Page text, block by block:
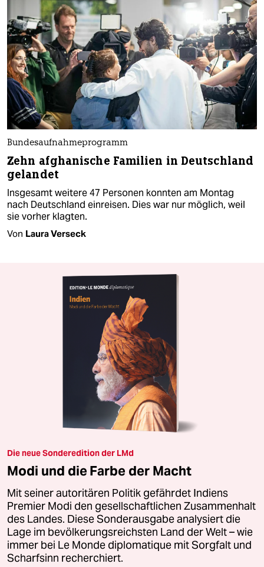
Bundesaufnahmeprogramm
Zehn afghanische Familien in Deutschland
gelandet
Insgesamt weitere 47 Personen konnten am Montag
nach Deutschland einreisen. Dies war nur möglich, weil
sie vorher klagten.
Von Laura Verseck
Die neue Sonderedition der LMd
Modi und die Farbe der Macht
Mit seiner autoritären Politik gefährdet Indiens
Premier Modi den gesellschaftlichen Zusammenhalt
des Landes. Diese Sonderausgabe analysiert die
Lage im bevölkerungsreichsten Land der Welt – wie
immer bei Le Monde diplomatique mit Sorgfalt und
Scharfsinn recherchiert.